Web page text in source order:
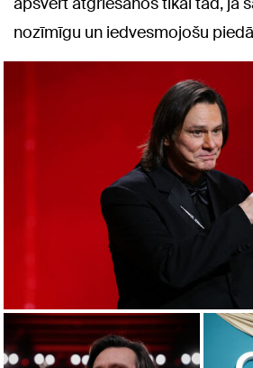
nozīmīgu un iedvesmojošu